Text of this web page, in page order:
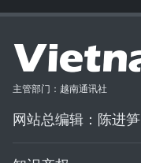
主管部门：越南通讯社
网站总编辑：陈进笋